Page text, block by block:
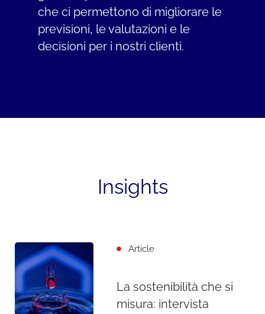
che ci permettono di migliorare le
previsioni, le valutazioni e le
decisioni per i nostri clienti.
Insights
Article
La sostenibilità che si
misura: intervista